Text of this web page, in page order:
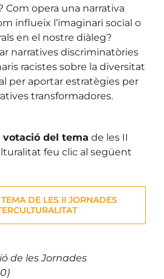
Com opera una narrativa
influeix l’imaginari social o
en el nostre diàleg?
narratives discriminatòries
racistes sobre la diversitat
per aportar estratègies per
transformadores.
votació del tema de les II
feu clic al següent
DE LES II JORNADES
de les Jornades